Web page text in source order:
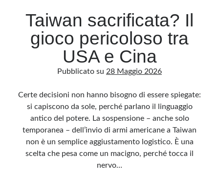
Taiwan sacrificata? Il
gioco pericoloso tra
USA e Cina
Pubblicato su 28 Maggio 2026
Certe decisioni non hanno bisogno di essere spiegate:
si capiscono da sole, perché parlano il linguaggio
antico del potere. La sospensione – anche solo
temporanea – dell’invio di armi americane a Taiwan
non è un semplice aggiustamento logistico. È una
scelta che pesa come un macigno, perché tocca il
nervo…